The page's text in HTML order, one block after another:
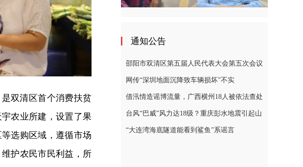
双清区首个消费扶贫
农业所建，设置了果
选购区域，遵循市场
护农民市民利益，所
通知公告
邵阳市双清区第五届人民代表大会第五次会议
公告（一）
网传“深圳地面沉降致车辆损坏”不实
（2026·08·06）
借汛情造谣博流量，广西横州18人被依法查处
（2026·08·05）
台风“巴威”风力达18级？重庆彭水地震引起山
体崩塌？……这些涉灾信息都是谣言
“大连湾海底隧道能看到鲨鱼”系谣言